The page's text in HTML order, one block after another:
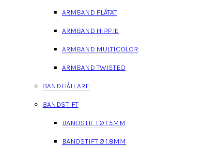
ARMBAND FLÄTAT
ARMBAND HIPPIE
ARMBAND MULTICOLOR
ARMBAND TWISTED
BANDHÅLLARE
BANDSTIFT
BANDSTIFT Ø 1.5MM
BANDSTIFT Ø 1.8MM